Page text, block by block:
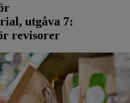
utgåva 7:
revisorer